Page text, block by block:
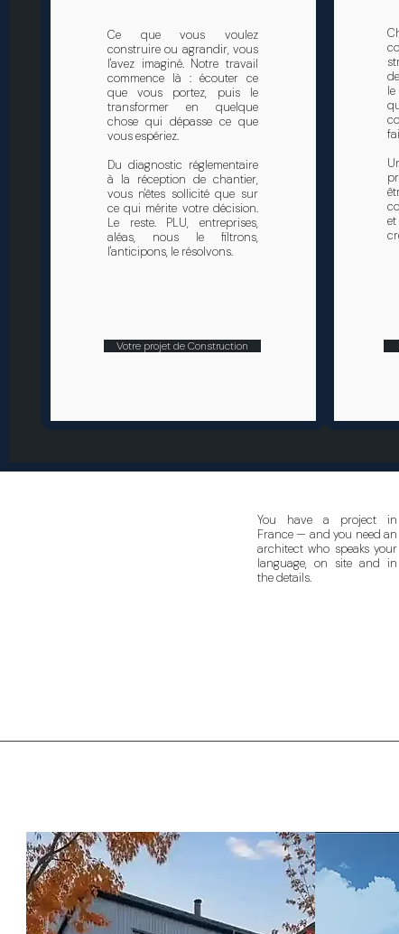
Ce que vous voulez
construire ou agrandir, vous
l'avez imaginé. Notre travail
commence là : écouter ce
que vous portez, puis le
transformer en quelque
chose qui dépasse ce que
vous espériez.
Du diagnostic réglementaire
à la réception de chantier,
vous n'êtes sollicité que sur
ce qui mérite votre décision.
Le reste. PLU, entreprises,
aléas, nous le filtrons,
l'anticipons, le résolvons.
Votre projet de Construction
You have a project in
France — and you need an
architect who speaks your
language, on site and in
the details.